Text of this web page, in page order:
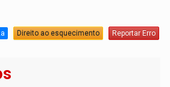
Direito ao esquecimento Reportar Erro